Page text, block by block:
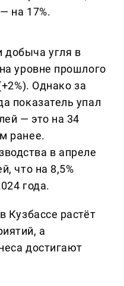
на 17%.
угля в
уровне прошлого
Однако за
показатель упал
— это на 34
ранее.
в апреле
что на 8,5%
года.
Кузбассе растёт
а
достигают